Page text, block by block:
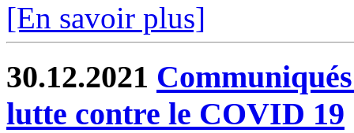
[En savoir plus]
30.12.2021
lutte contre le COVID 19